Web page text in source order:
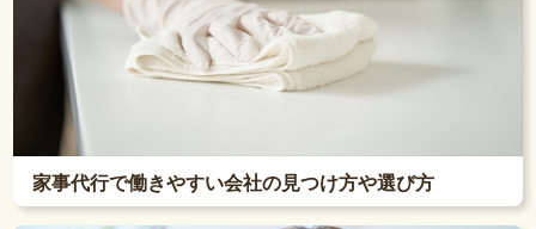
家事代行で働きやすい会社の見つけ方や選び方